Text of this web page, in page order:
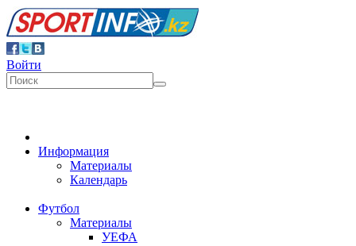
Войти
Информация
Материалы
Календарь
Футбол
Материалы
УЕФА